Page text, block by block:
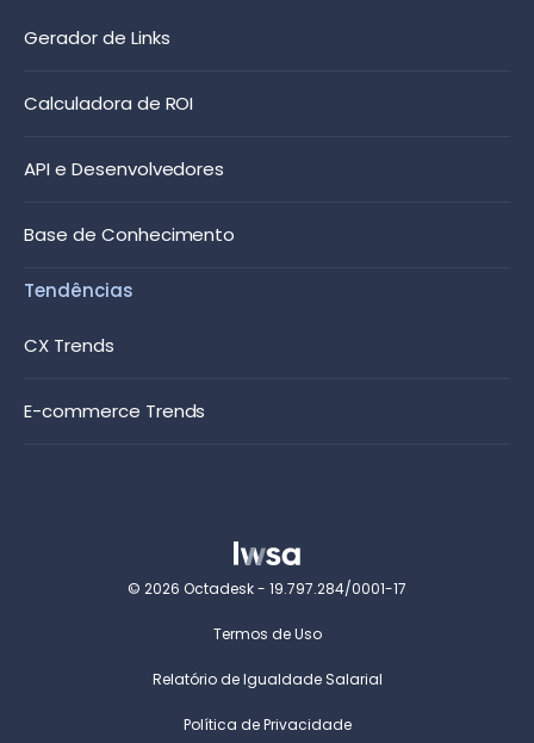
Gerador de Links
Calculadora de ROI
API e Desenvolvedores
Base de Conhecimento
Tendências
CX Trends
E-commerce Trends
© 2026 Octadesk - 19.797.284/0001-17
Termos de Uso
Relatório de Igualdade Salarial
Política de Privacidade